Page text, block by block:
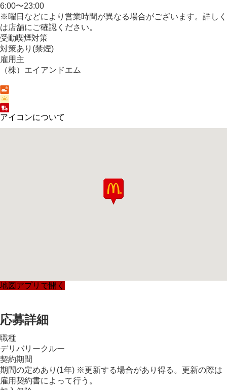
6:00〜23:00
※曜日などにより営業時間が異なる場合がございます。詳しく
は店舗にご確認ください。
受動喫煙対策
対策あり(禁煙)
雇用主
（株）エイアンドエム
アイコンについて
地図アプリで開く
応募詳細
職種
デリバリークルー
契約期間
期間の定めあり(1年) ※更新する場合があり得る。更新の際は
雇用契約書によって行う。